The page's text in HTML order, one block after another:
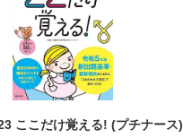
ここだけ覚える! (プチナース)